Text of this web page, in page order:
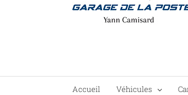
Accueil Véhicules